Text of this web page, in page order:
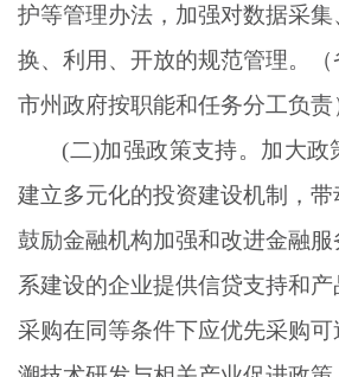
护等管理办法，加强对数据采
换、利用、开放的规范管理。
市州政府按职能和任务分工负责
(二)加强政策支持。加大政
建立多元化的投资建设机制，带
鼓励金融机构加强和改进金融
系建设的企业提供信贷支持和
采购在同等条件下应优先采购